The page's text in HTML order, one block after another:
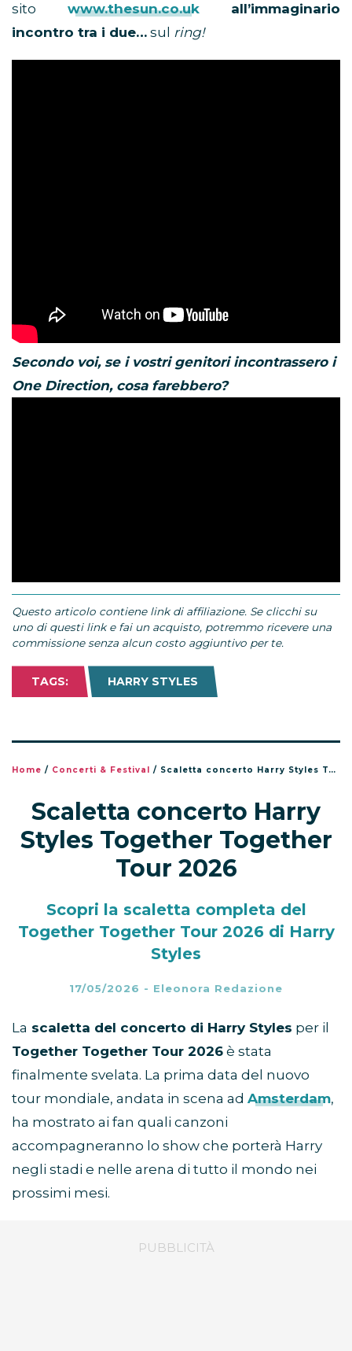
sito www.thesun.co.ukall’immaginario
incontro tra i due… sul ring!
Secondo voi, se i vostri genitori incontrassero i
One Direction, cosa farebbero?
Questo articolo contiene link di affiliazione. Se clicchi su
uno di questi link e fai un acquisto, potremmo ricevere una
commissione senza alcun costo aggiuntivo per te.
TAGS: HARRY STYLES
Home / Concerti & Festival / Scaletta concerto Harry Styles Together Together Tour 2026
Scaletta concerto Harry
Styles Together Together
Tour 2026
Scopri la scaletta completa del
Together Together Tour 2026 di Harry
Styles
17/05/2026 - Eleonora Redazione
La scaletta del concerto di Harry Styles per il
Together Together Tour 2026 è stata
finalmente svelata. La prima data del nuovo
tour mondiale, andata in scena ad Amsterdam,
ha mostrato ai fan quali canzoni
accompagneranno lo show che porterà Harry
negli stadi e nelle arena di tutto il mondo nei
prossimi mesi.